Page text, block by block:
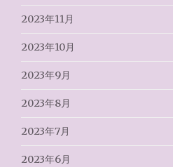
2023年11月
2023年10月
2023年9月
2023年8月
2023年7月
2023年6月